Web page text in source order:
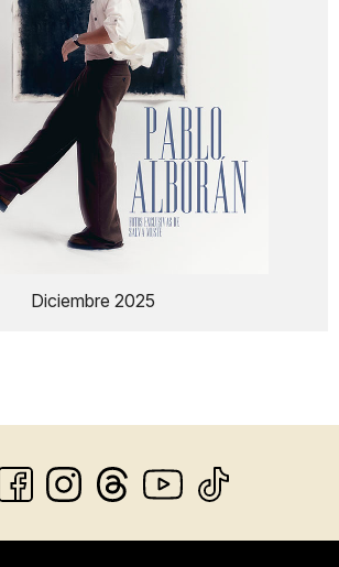
Diciembre 2025